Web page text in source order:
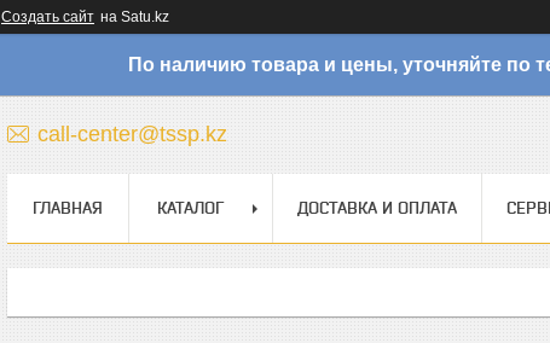
Создать сайт на Satu.kz
По наличию товара и цены, уточняйте по
call-center@tssp.kz
ГЛАВНАЯ КАТАЛОГ ДОСТАВКА И ОПЛАТА